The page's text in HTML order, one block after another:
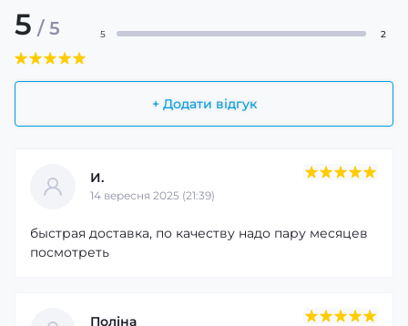
5 / 5
+ Додати відгук
5 2
И.
14 вересня 2025 (21:39)
быстрая доставка, по качеству надо пару месяцев
посмотреть
Поліна